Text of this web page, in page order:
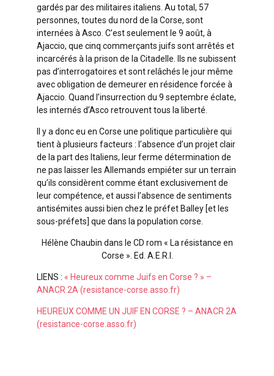
gardés par des militaires italiens. Au total, 57
personnes, toutes du nord de la Corse, sont
internées à Asco. C’est seulement le 9 août, à
Ajaccio, que cinq commerçants juifs sont arrêtés et
incarcérés à la prison de la Citadelle. Ils ne subissent
pas d’interrogatoires et sont relâchés le jour même
avec obligation de demeurer en résidence forcée à
Ajaccio. Quand l’insurrection du 9 septembre éclate,
les internés d’Asco retrouvent tous la liberté.
Il y a donc eu en Corse une politique particulière qui
tient à plusieurs facteurs : l’absence d’un projet clair
de la part des Italiens, leur ferme détermination de
ne pas laisser les Allemands empiéter sur un terrain
qu’ils considèrent comme étant exclusivement de
leur compétence, et aussi l’absence de sentiments
antisémites aussi bien chez le préfet Balley [et les
sous-préfets] que dans la population corse.
Hélène Chaubin dans le CD rom « La résistance en
Corse ». Ed. A.E.R.I.
LIENS : « Heureux comme Juifs en Corse ? » –
ANACR 2A (resistance-corse.asso.fr)
HEUREUX COMME UN JUIF EN CORSE ? – ANACR 2A
(resistance-corse.asso.fr)